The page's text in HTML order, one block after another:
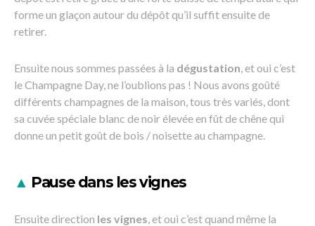
forme un glaçon autour du dépôt qu’il suffit ensuite de
retirer.
Ensuite nous sommes passées à la dégustation, et oui c’est
le Champagne Day, ne l’oublions pas ! Nous avons goûté
différents champagnes de la maison, tous très variés, dont
sa cuvée spéciale blanc de noir élevée en fût de chêne qui
donne un petit goût de bois / noisette au champagne.
▲ Pause dans les vignes
Ensuite direction les vignes, et oui c’est quand même la